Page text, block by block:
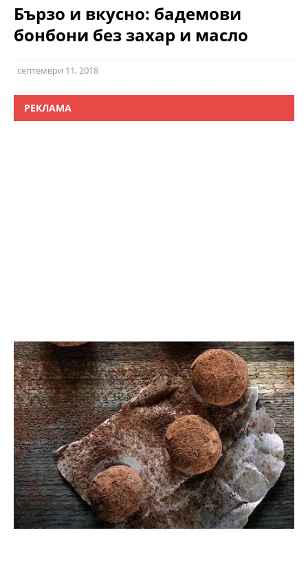
Бързо и вкусно: бадемови
бонбони без захар и масло
септември 11, 2018
РЕКЛАМА